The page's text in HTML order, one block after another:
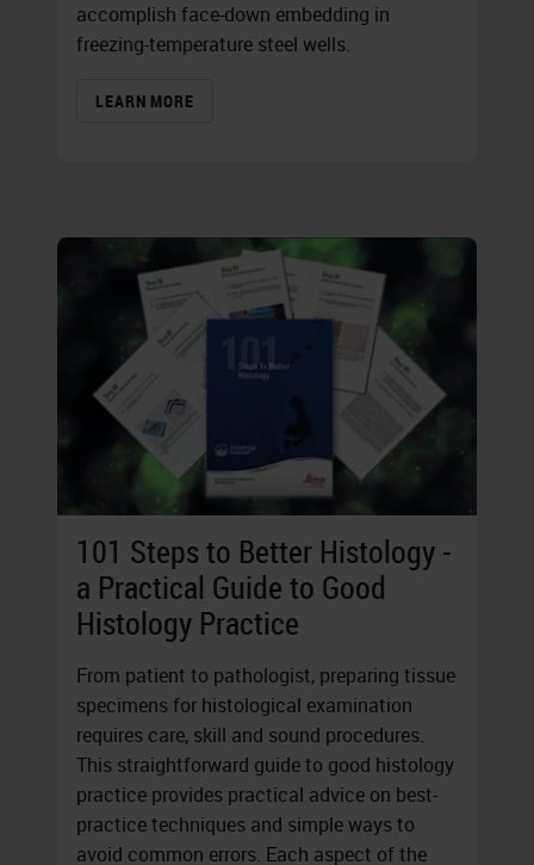
accomplish face-down embedding in
freezing-temperature steel wells.
LEARN MORE
101 Steps to Better Histology -
a Practical Guide to Good
Histology Practice
From patient to pathologist, preparing tissue
specimens for histological examination
requires care, skill and sound procedures.
This straightforward guide to good histology
practice provides practical advice on best-
practice techniques and simple ways to
avoid common errors. Each aspect of the